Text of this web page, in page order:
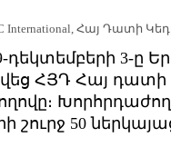
International Հայ Դատի
դեկտեմբերի 3-ը
ՀՅԴ Հայ
50